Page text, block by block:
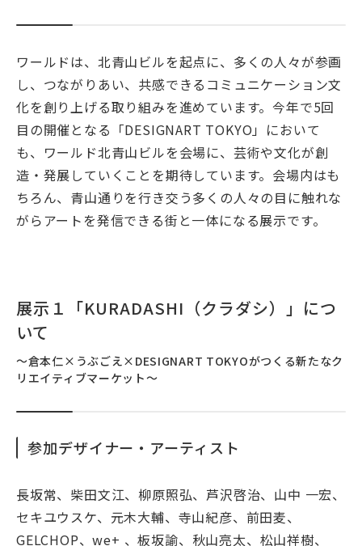
ワールドは、北青山ビルを起点に、多くの人々が参画
し、つながりあい、共感できるコミュニケーション文
化を創り上げる取り組みを進めています。今年で5回
目の開催となる「DESIGNART TOKYO」において
も、ワールド北青山ビルを会場に、芸術や文化が創
造・発展していくことを期待しています。会場内はも
ちろん、青山通りを行き交う多くの人々の目に触れな
がらアートを発信できる街と一体になる展示です。
展示１「KURADASHI（クラダシ）」につ
いて
～倉本仁×うぶごえ×DESIGNART TOKYOがつくる新たなク
リエイティブマーケット～
参加デザイナー・アーティスト
長坂常、柴田文江、柳原照弘、芦沢啓治、山中 一宏、
セキユウスケ、元木大輔、寺山紀彦、前田麦、
GELCHOP、we+ 、板坂諭、秋山亮太、松山祥樹、